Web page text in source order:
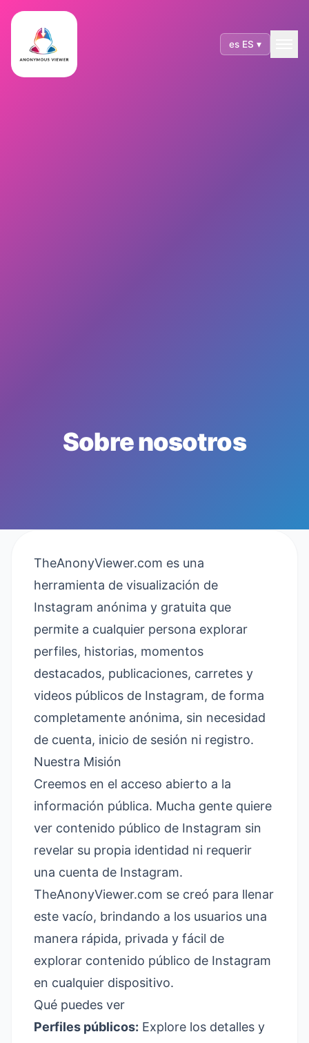
es ES ▾
Sobre nosotros
TheAnonyViewer.com es una
herramienta de visualización de
Instagram anónima y gratuita que
permite a cualquier persona explorar
perfiles, historias, momentos
destacados, publicaciones, carretes y
videos públicos de Instagram, de forma
completamente anónima, sin necesidad
de cuenta, inicio de sesión ni registro.
Nuestra Misión
Creemos en el acceso abierto a la
información pública. Mucha gente quiere
ver contenido público de Instagram sin
revelar su propia identidad ni requerir
una cuenta de Instagram.
TheAnonyViewer.com se creó para llenar
este vacío, brindando a los usuarios una
manera rápida, privada y fácil de
explorar contenido público de Instagram
en cualquier dispositivo.
Qué puedes ver
Perfiles públicos: Explore los detalles y